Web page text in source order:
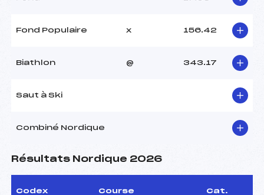
Fond Populaire x 156.42
Biathlon @ 343.17
Saut à Ski
Combiné Nordique
Résultats Nordique 2026
Codex Course Cat.